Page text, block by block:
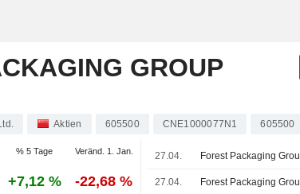
GROUP
Aktien 605500 CNE1000077N1 605500
% 5 Tage Veränd. 1. Jan.
+7,12 % -22,68 %
27.04.
27.04.